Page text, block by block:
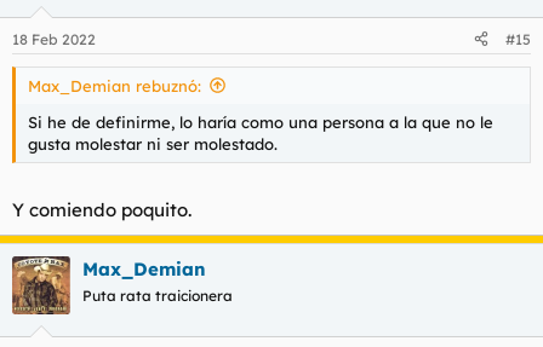
e
s
18 Feb 2022 #15
Max_Demian rebuznó:
Si he de definirme, lo haría como una persona a la que no le
gusta molestar ni ser molestado.
Y comiendo poquito.
Max_Demian
Puta rata traicionera